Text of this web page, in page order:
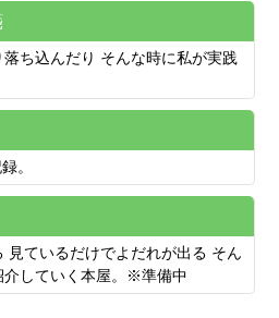
ち込んだり そんな時に私が実践
。
見ているだけでよだれが出る そん
介していく本屋。※準備中